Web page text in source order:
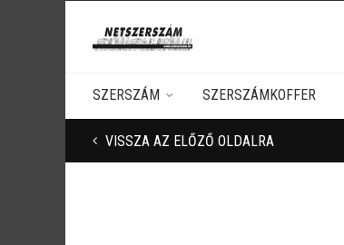
SZERSZÁM SZERSZÁMKOFFER
VISSZA AZ ELŐZŐ OLDALRA